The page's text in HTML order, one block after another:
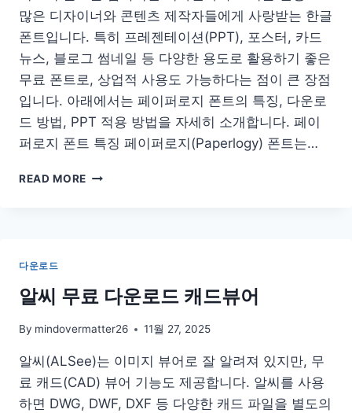
많은 디자이너와 콘텐츠 제작자들에게 사랑받는 한글
폰트입니다. 특히 프레젠테이션(PPT), 포스터, 카드
뉴스, 블로그 썸네일 등 다양한 용도로 활용하기 좋은
무료 폰트로, 상업적 사용도 가능하다는 점이 큰 장점
입니다. 아래에서는 페이퍼로지 폰트의 특징, 다운로
드 방법, PPT 적용 방법을 자세히 소개합니다. 페이
퍼로지 폰트 특징 페이퍼로지(Paperlogy) 폰트는…
READ MORE
다
운
무
TTF
PPT
다운로드
알씨 무료 다운로드 캐드뷰어
By mindovermatter26 11월 27, 2025
알씨(ALSee)는 이미지 뷰어로 잘 알려져 있지만, 무
료 캐드(CAD) 뷰어 기능도 제공합니다. 알씨를 사용
하면 DWG, DWF, DXF 등 다양한 캐드 파일을 별도의